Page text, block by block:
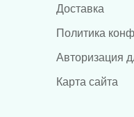
Доставка
Политика
Авторизация
Карта сайта